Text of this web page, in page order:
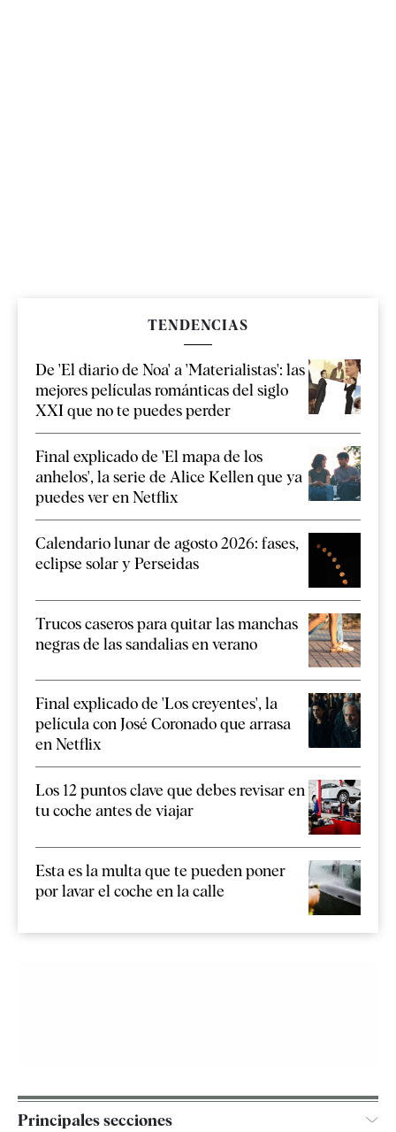
TENDENCIAS
De 'El diario de Noa' a 'Materialistas': las
mejores películas románticas del siglo
XXI que no te puedes perder
Final explicado de 'El mapa de los
anhelos', la serie de Alice Kellen que ya
puedes ver en Netflix
Calendario lunar de agosto 2026: fases,
eclipse solar y Perseidas
Trucos caseros para quitar las manchas
negras de las sandalias en verano
Final explicado de 'Los creyentes', la
película con José Coronado que arrasa
en Netflix
Los 12 puntos clave que debes revisar en
tu coche antes de viajar
Esta es la multa que te pueden poner
por lavar el coche en la calle
Principales secciones